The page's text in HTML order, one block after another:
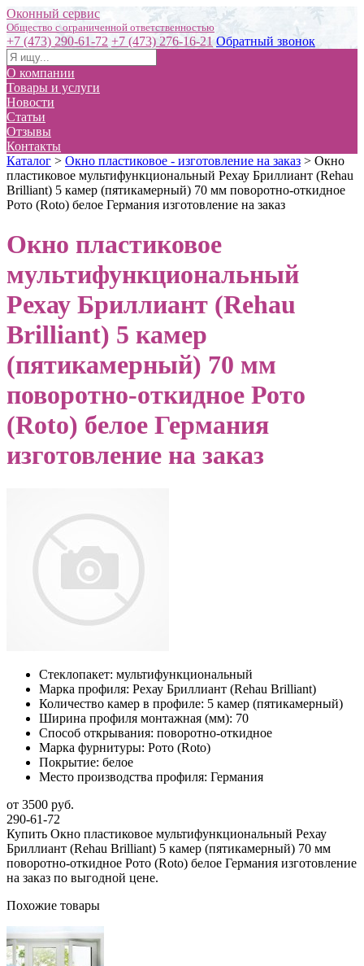
Оконный сервис
+7 (473) 290-61-72 +7 (473) 276-16-21 Обратный звонок
О компании
Товары и услуги
Новости
Статьи
Отзывы
Контакты
Каталог > Окно пластиковое - изготовление на заказ > Окно
пластиковое мультифункциональный Рехау Бриллиант (Rehau
Brilliant) 5 камер (пятикамерный) 70 мм поворотно-откидное
Рото (Roto) белое Германия изготовление на заказ
Окно пластиковое
мультифункциональный
Рехау Бриллиант (Rehau
Brilliant) 5 камер
(пятикамерный) 70 мм
поворотно-откидное Рото
(Roto) белое Германия
изготовление на заказ
Стеклопакет: мультифункциональный
Марка профиля: Рехау Бриллиант (Rehau Brilliant)
Количество камер в профиле: 5 камер (пятикамерный)
Ширина профиля монтажная (мм): 70
Способ открывания: поворотно-откидное
Марка фурнитуры: Рото (Roto)
Покрытие: белое
Место производства профиля: Германия
от 3500 руб.
290-61-72
Купить Окно пластиковое мультифункциональный Рехау
Бриллиант (Rehau Brilliant) 5 камер (пятикамерный) 70 мм
поворотно-откидное Рото (Roto) белое Германия изготовление
на заказ по выгодной цене.
Похожие товары